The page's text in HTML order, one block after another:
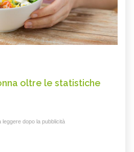
oltre le statistiche
leggere dopo la pubblicità